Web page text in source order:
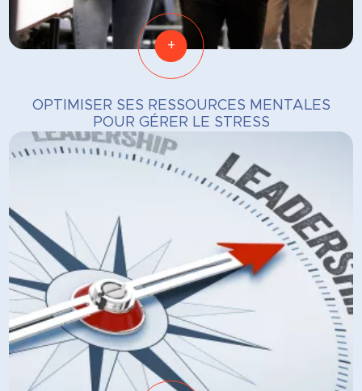
+
OPTIMISER SES RESSOURCES MENTALES
POUR GÉRER LE STRESS